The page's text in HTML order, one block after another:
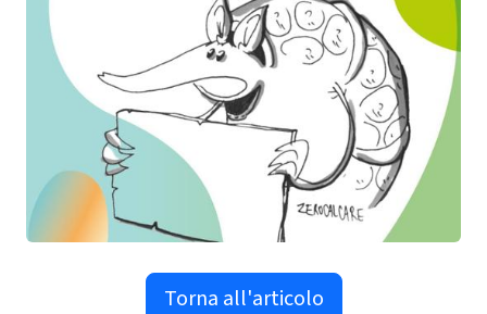
Torna all'articolo